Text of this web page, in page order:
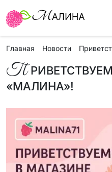
Главная Новости
П
«МАЛИНА»!